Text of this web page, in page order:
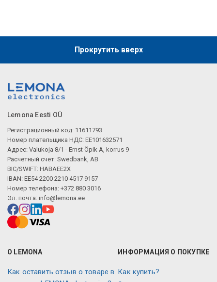
Прокрутить вверх
Lemona Eesti OÜ
Регистрационный код: 11611793
Номер плательщика НДС: EE101632571
Адрес: Valukoja 8/1 - Ernst Öpik A, korrus 9
Расчетный счет: Swedbank, AB
BIC/SWIFT: HABAEE2X
IBAN: EE54 2200 2210 4517 9157
Номер телефона: +372 880 3016
Эл. почта: info@lemona.ee
О LEMONA
Как оставить отзыв о товаре в
ИНФОРМАЦИЯ О ПОКУПКЕ
Как купить?